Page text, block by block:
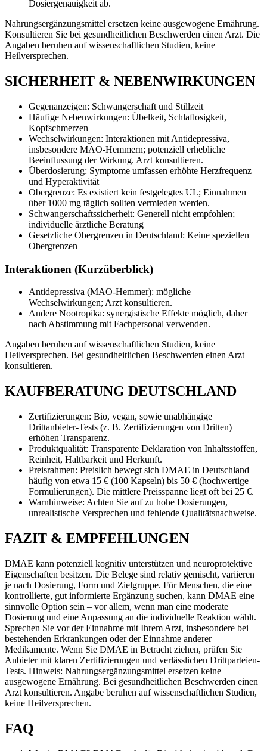
Dosiergenauigkeit ab.
Nahrungsergänzungsmittel ersetzen keine ausgewogene Ernährung.
Konsultieren Sie bei gesundheitlichen Beschwerden einen Arzt. Die
Angaben beruhen auf wissenschaftlichen Studien, keine
Heilversprechen.
SICHERHEIT & NEBENWIRKUNGEN
Gegenanzeigen: Schwangerschaft und Stillzeit
Häufige Nebenwirkungen: Übelkeit, Schlaflosigkeit,
Kopfschmerzen
Wechselwirkungen: Interaktionen mit Antidepressiva,
insbesondere MAO-Hemmern; potenziell erhebliche
Beeinflussung der Wirkung. Arzt konsultieren.
Überdosierung: Symptome umfassen erhöhte Herzfrequenz
und Hyperaktivität
Obergrenze: Es existiert kein festgelegtes UL; Einnahmen
über 1000 mg täglich sollten vermieden werden.
Schwangerschaftssicherheit: Generell nicht empfohlen;
individuelle ärztliche Beratung
Gesetzliche Obergrenzen in Deutschland: Keine speziellen
Obergrenzen
Interaktionen (Kurzüberblick)
Antidepressiva (MAO-Hemmer): mögliche
Wechselwirkungen; Arzt konsultieren.
Andere Nootropika: synergistische Effekte möglich, daher
nach Abstimmung mit Fachpersonal verwenden.
Angaben beruhen auf wissenschaftlichen Studien, keine
Heilversprechen. Bei gesundheitlichen Beschwerden einen Arzt
konsultieren.
KAUFBERATUNG DEUTSCHLAND
Zertifizierungen: Bio, vegan, sowie unabhängige
Drittanbieter-Tests (z. B. Zertifizierungen von Dritten)
erhöhen Transparenz.
Produktqualität: Transparente Deklaration von Inhaltsstoffen,
Reinheit, Haltbarkeit und Herkunft.
Preisrahmen: Preislich bewegt sich DMAE in Deutschland
häufig von etwa 15 € (100 Kapseln) bis 50 € (hochwertige
Formulierungen). Die mittlere Preisspanne liegt oft bei 25 €.
Warnhinweise: Achten Sie auf zu hohe Dosierungen,
unrealistische Versprechen und fehlende Qualitätsnachweise.
FAZIT & EMPFEHLUNGEN
DMAE kann potenziell kognitiv unterstützen und neuroprotektive
Eigenschaften besitzen. Die Belege sind relativ gemischt, variieren
je nach Dosierung, Form und Zielgruppe. Für Menschen, die eine
kontrollierte, gut informierte Ergänzung suchen, kann DMAE eine
sinnvolle Option sein – vor allem, wenn man eine moderate
Dosierung und eine Anpassung an die individuelle Reaktion wählt.
Sprechen Sie vor der Einnahme mit Ihrem Arzt, insbesondere bei
bestehenden Erkrankungen oder der Einnahme anderer
Medikamente. Wenn Sie DMAE in Betracht ziehen, prüfen Sie
Anbieter mit klaren Zertifizierungen und verlässlichen Drittparteien-
Tests. Hinweis: Nahrungsergänzungsmittel ersetzen keine
ausgewogene Ernährung. Bei gesundheitlichen Beschwerden einen
Arzt konsultieren. Angabe beruhen auf wissenschaftlichen Studien,
keine Heilversprechen.
FAQ